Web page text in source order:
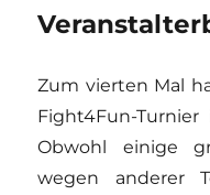
Zum vierten Mal
Fight4Fun-
Obwohl einige
wegen anderer